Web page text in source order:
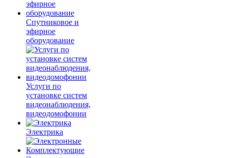
Спутниковое и
эфирное
оборудование
Услуги по
установке систем
видеонаблюдения,
видеодомофонии
Электрика